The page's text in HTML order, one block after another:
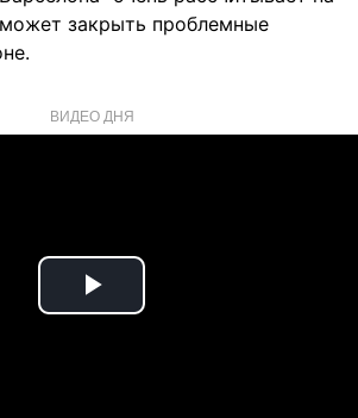
закрыть проблемные
ВИДЕО ДНЯ
Play